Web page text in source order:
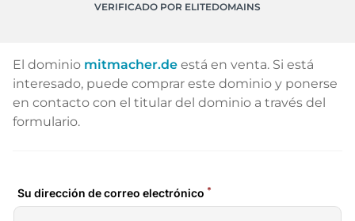
VERIFICADO POR ELITEDOMAINS
El dominio mitmacher.de está en venta. Si está
interesado, puede comprar este dominio y ponerse
en contacto con el titular del dominio a través del
formulario.